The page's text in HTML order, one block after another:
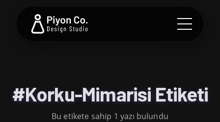
#Korku-Mimarisi Etiketi
Bu etikete sahip 1 yazı bulundu